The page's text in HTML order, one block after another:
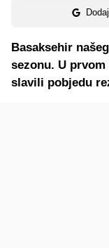
Basaksehir
sezonu. U
slavili pobjedu